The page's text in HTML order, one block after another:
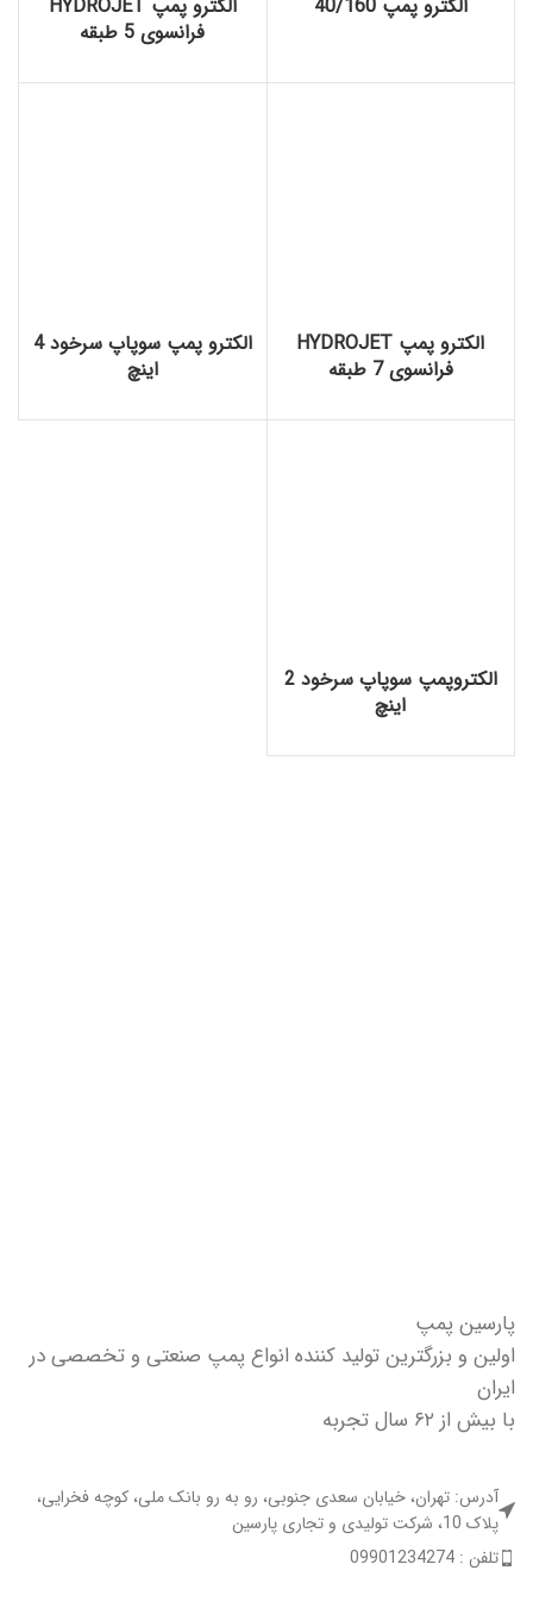
الکترو پمپ 40/160
الکترو پمپ HYDROJET
فرانسوی 5 طبقه
الکترو پمپ HYDROJET
فرانسوی 7 طبقه
الکترو پمپ سوپاپ سرخود 4
اینچ
الکتروپمپ سوپاپ سرخود 2
اینچ
پارسین پمپ
اولین و بزرگترین تولید کننده انواع پمپ صنعتی و تخصصی در
ایران
با بیش از ۶۲ سال تجربه
آدرس: تهران، خیابان سعدی جنوبی، رو به رو بانک ملی، کوچه فخرایی،
پلاک 10، شرکت تولیدی و تجاری پارسین
تلفن : 09901234274